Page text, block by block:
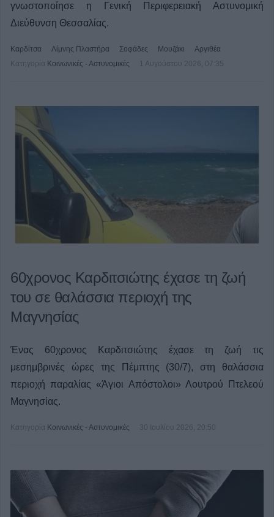
γνωστοποίησε η Γενική Περιφερειακή Αστυνομική
Διεύθυνση Θεσσαλίας.
Καρδίτσα Λίμνης Πλαστήρα Σοφάδες Μουζάκι
Αργιθέα
Κατηγορία Κοινωνικές - Αστυνομικές 1 Αυγούστου 2026, 07:35
60χρονος Καρδιτσιώτης έχασε τη ζωή
του σε θαλάσσια περιοχή της
Μαγνησίας
Ένας 60χρονος Καρδιτσιώτης έχασε τη ζωή τις
μεσημβρινές ώρες της Πέμπτης (30/7), στη θαλάσσια
περιοχή παραλίας «Άγιοι Απόστολοι» Λουτρού Πτελεού
Μαγνησίας.
Κατηγορία Κοινωνικές - Αστυνομικές 30 Ιουλίου 2026, 20:50